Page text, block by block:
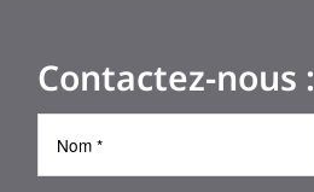
Contactez-nous :